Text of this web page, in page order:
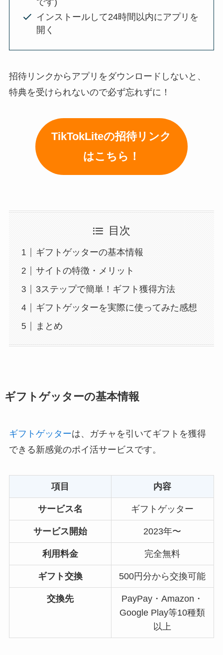
インストールして24時間以内にアプリを
開く
招待リンクからアプリをダウンロードしないと、
特典を受けられないので必ず忘れずに！
TikTokLiteの招待リンク
はこちら！
目次
ギフトゲッターの基本情報
サイトの特徴・メリット
3ステップで簡単！ギフト獲得方法
ギフトゲッターを実際に使ってみた感想
まとめ
ギフトゲッターの基本情報
ギフトゲッターは、ガチャを引いてギフトを獲得
できる新感覚のポイ活サービスです。
項目 内容
サービス名 ギフトゲッター
サービス開始 2023年〜
利用料金 完全無料
ギフト交換 500円分から交換可能
交換先
PayPay・Amazon・
Google Play等10種類
以上